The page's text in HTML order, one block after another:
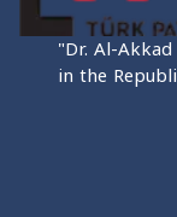
"Dr. Al-
in the